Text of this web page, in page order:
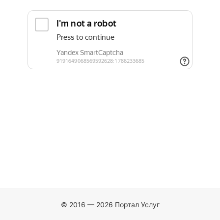
© 2016 — 2026 Портал Услуг